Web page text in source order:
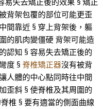
背架包覆的部位可能更歪
間靠近 § 穿上背架後，軀
的肌肉變僵硬 背架可能造
認知 § 容易失去矯正後的
度 §脊椎矯正器沒有被背
人體的中心點同時往中間
歪斜 § 使脊椎及其周圍的
椎 § 要有適當的側面曲線